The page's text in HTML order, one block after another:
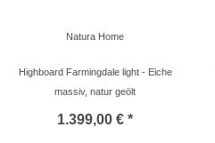
Natura Home
Highboard Farmingdale light - Eiche
massiv, natur geölt
1.399,00 € *